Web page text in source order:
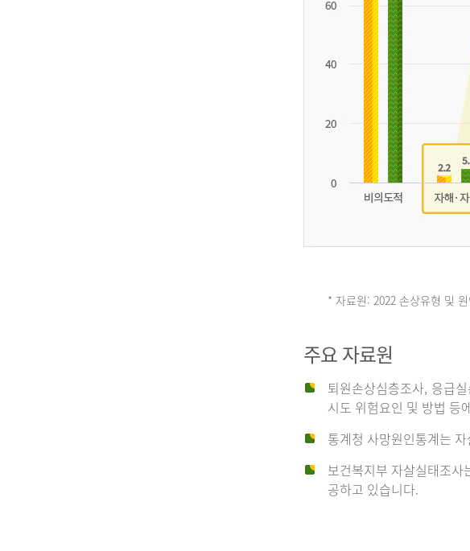
('19)
('19)
4.6
이
상
유
* 자료원: 2022 손상유형 및
주요 자료원
퇴원손상심층조사, 응급
시도 위험요인 및 방법 등
통계청 사망원인통계는
보건복지부 자살실태조
공하고 있습니다.